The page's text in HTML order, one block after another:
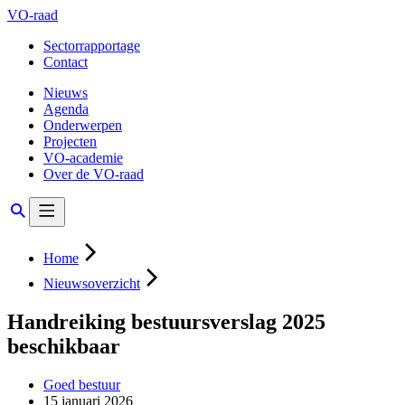
VO-raad
Sectorrapportage
Contact
Nieuws
Agenda
Onderwerpen
Projecten
VO-academie
Over de VO-raad
Home
Nieuwsoverzicht
Handreiking bestuursverslag 2025
beschikbaar
Goed bestuur
15 januari 2026